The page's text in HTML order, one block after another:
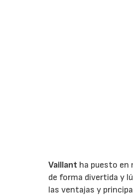
Vaillant ha puesto en
de forma divertida y
las ventajas y